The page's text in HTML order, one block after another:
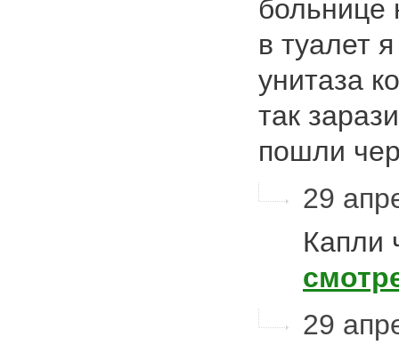
больнице
в туалет
унитаза
так
пошли
29
Капли
29